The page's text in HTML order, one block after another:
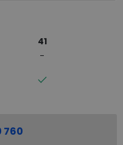
41
760